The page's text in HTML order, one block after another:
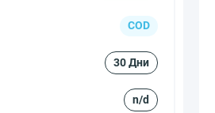
COD
30 Дни
n/d